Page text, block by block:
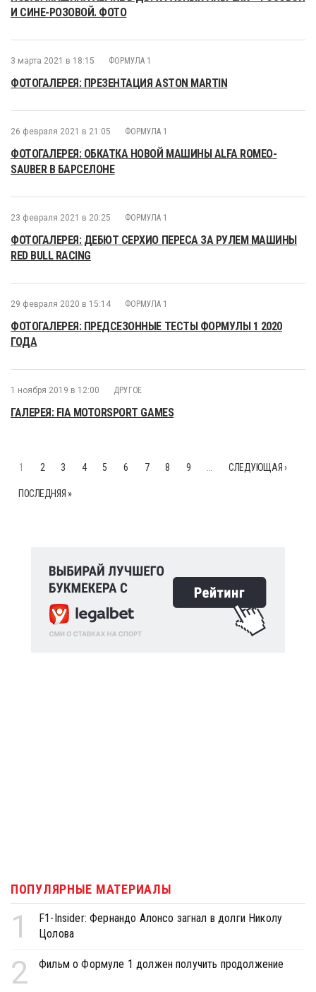
И СИНЕ-РОЗОВОЙ. ФОТО
3 марта 2021 в 18:15 ФОРМУЛА 1
ФОТОГАЛЕРЕЯ: ПРЕЗЕНТАЦИЯ ASTON MARTIN
26 февраля 2021 в 21:05 ФОРМУЛА 1
ФОТОГАЛЕРЕЯ: ОБКАТКА НОВОЙ МАШИНЫ ALFA ROMEO-
SAUBER В БАРСЕЛОНЕ
23 февраля 2021 в 20:25 ФОРМУЛА 1
ФОТОГАЛЕРЕЯ: ДЕБЮТ СЕРХИО ПЕРЕСА ЗА РУЛЕМ МАШИНЫ
RED BULL RACING
29 февраля 2020 в 15:14 ФОРМУЛА 1
ФОТОГАЛЕРЕЯ: ПРЕДСЕЗОННЫЕ ТЕСТЫ ФОРМУЛЫ 1 2020
ГОДА
1 ноября 2019 в 12:00 ДРУГОЕ
ГАЛЕРЕЯ: FIA MOTORSPORT GAMES
1 2 3 4 5 6 7 8 9 СЛЕДУЮЩАЯ ›
ПОСЛЕДНЯЯ »
ПОПУЛЯРНЫЕ МАТЕРИАЛЫ
1
F1-Insider: Фернандо Алонсо загнал в долги Николу
Цолова
2 Фильм о Формуле 1 должен получить продолжение